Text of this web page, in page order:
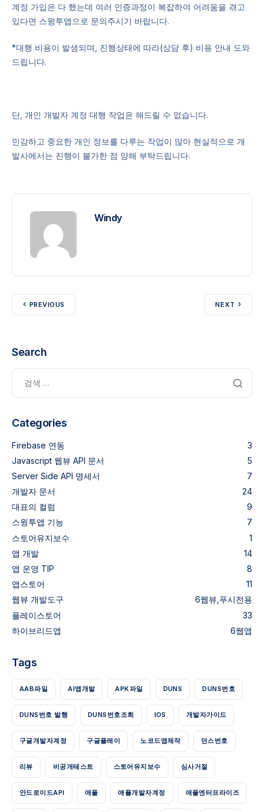
계정 가입은 다 했는데 여러 인증과정이 복잡하여 어려움을 겪고
있다면 스윙투앱으로 문의주시기 바랍니다.
*대행 비용이 발생되며, 진행상태에 따라(상담 후) 비용 안내 도와
드립니다.
단, 개인 개발자 계정 대행 작업은 해드릴 수 없습니다.
민감하고 중요한 개인 정보를 다루는 작업이 많아 현실적으로 개
발사에서는 진행이 불가한 점 양해 부탁드립니다.
Windy
PREVIOUS NEXT
Search
Categories
Firebase 연동
3
Javascript 웹뷰 API 문서
5
Server Side API 명세서
7
개발자 문서
24
대표의 컬럼
9
스윙투앱 기능
7
스토어유지보수
1
앱 개발
14
앱 운영 TIP
8
앱스토어
11
웹뷰
웹뷰,푸시전용
개발도구
6
플레이스토어
33
하이브리드앱
웹앱
6
Tags
AAB파일 AI앱개발 APK파일 DUNS DUNS번호
DUNS번호 발행 DUNS번호조회 IOS 개발자가이드
구글개발자계정 구글플레이 노코드앱제작 던스번호
리뷰 비공개테스트 스토어유지보수 심사거절
안드로이드API 애플 애플개발자계정 애플엔터프라이즈